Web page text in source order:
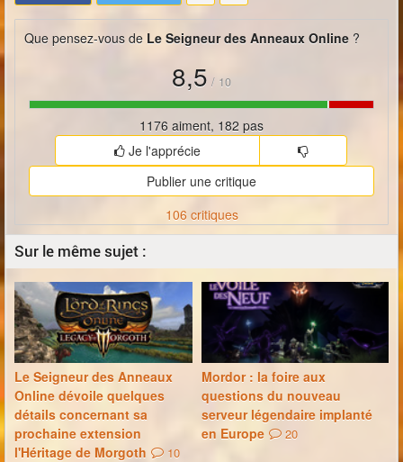
Que pensez-vous de Le Seigneur des Anneaux Online ?
8,5 / 10
1176 aiment, 182 pas
Je l'apprécie
Publier une critique
106 critiques
Sur le même sujet :
Le Seigneur des Anneaux
Online dévoile quelques
détails concernant sa
prochaine extension
l'Héritage de Morgoth
10
Mordor : la foire aux
questions du nouveau
serveur légendaire implanté
en Europe
20